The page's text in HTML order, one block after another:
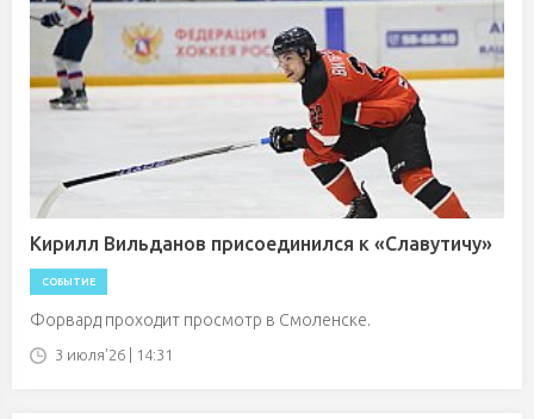
Кирилл Вильданов присоединился к «Славутичу»
СОБЫТИЕ
Форвард проходит просмотр в Смоленске.
3 июля'26 | 14:31